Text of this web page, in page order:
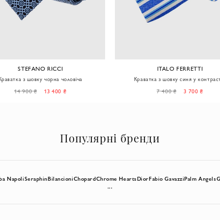
STEFANO RICCI
з шовку чорна чоловіча
14 900 ₴ 13 400 ₴
ITALO FERRETTI
Краватка з шовку синя у
7 400 ₴ 3 700 ₴
Популярні бренди
NapoliSeraphinBilancioniChopardChrome HeartsDiorFabio GavazziPalm Angels
...